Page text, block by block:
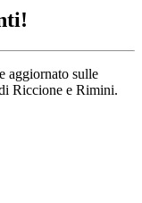
aggiornato sulle
Riccione e Rimini.